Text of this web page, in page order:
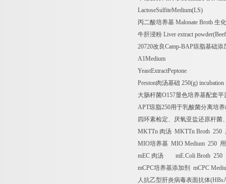
LactoseSulfiteMedium(LS)
丙二酸培养基 Malonate Broth 生
牛肝浸粉 Liver extract
20720改良Camp-BAP琼脂基础添
A1Medium
YeastExtractPeptone
Preston肉汤基础 250(g) incubation
大肠杆菌O157显色培养基配套平
APT琼脂250用于乳酸菌分离培养
四环素检定、厌氧亚盐还原杆菌
MKTTn 肉汤 MKTTn Broth 250
MIO培养基 MIO Medium 250
mEC 肉汤 mE.Coli Broth 250
mCPC培养基添加剂
mCPC
人抗乙型肝炎病毒表面抗体